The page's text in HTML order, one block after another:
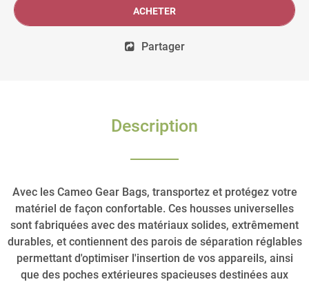
ACHETER
Partager
Description
Avec les Cameo Gear Bags, transportez et protégez votre
matériel de façon confortable. Ces housses universelles
sont fabriquées avec des matériaux solides, extrêmement
durables, et contiennent des parois de séparation réglables
permettant d'optimiser l'insertion de vos appareils, ainsi
que des poches extérieures spacieuses destinées aux